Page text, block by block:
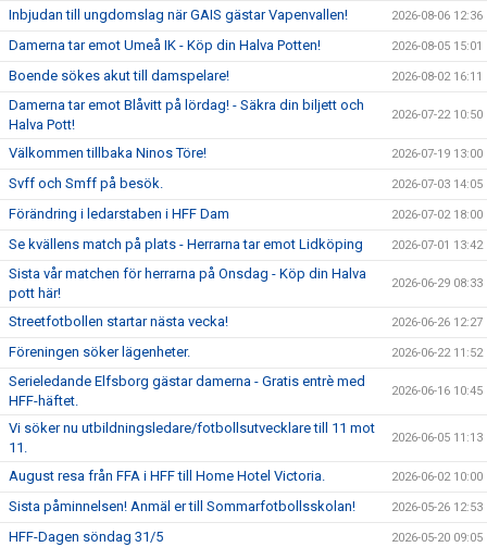
BLÅ TRÅDEN
"VAPENDRAGARE 2026"
FRITIDSKORTET/AVGIFTER
Inbjudan till ungdomslag när GAIS gästar Vapenvallen! 2026-08-06 12:36
Damerna tar emot Umeå IK - Köp din Halva Potten! 2026-08-05 15:01
Boende sökes akut till damspelare! 2026-08-02 16:11
Damerna tar emot Blåvitt på lördag! - Säkra din biljett och
Halva Pott!
2026-07-22 10:50
Välkommen tillbaka Ninos Töre! 2026-07-19 13:00
Svff och Smff på besök. 2026-07-03 14:05
Förändring i ledarstaben i HFF Dam 2026-07-02 18:00
Se kvällens match på plats - Herrarna tar emot Lidköping 2026-07-01 13:42
Sista vår matchen för herrarna på Onsdag - Köp din Halva
pott här!
2026-06-29 08:33
Streetfotbollen startar nästa vecka! 2026-06-26 12:27
Föreningen söker lägenheter. 2026-06-22 11:52
Serieledande Elfsborg gästar damerna - Gratis entrè med
HFF-häftet.
2026-06-16 10:45
Vi söker nu utbildningsledare/fotbollsutvecklare till 11 mot
11.
2026-06-05 11:13
August resa från FFA i HFF till Home Hotel Victoria. 2026-06-02 10:00
Sista påminnelsen! Anmäl er till Sommarfotbollsskolan! 2026-05-26 12:53
HFF-Dagen söndag 31/5 2026-05-20 09:05